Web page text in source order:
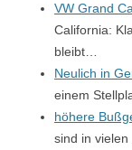
VW Grand
California:
bleibt…
Neulich in
einem
höhere
sind in